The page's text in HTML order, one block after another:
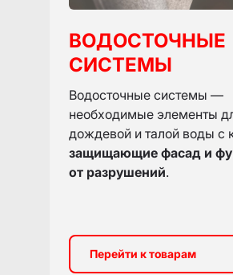
ВОДОСТОЧНЫЕ
СИСТЕМЫ
Водосточные системы —
необходимые элементы
дождевой и талой воды с
защищающие фасад и
от разрушений.
Перейти к товарам